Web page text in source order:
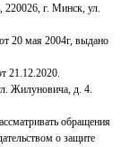
220026, г. Минск, ул.
20 мая 2004г, выдано
21.12.2020.
Жилуновича, д. 4.
обращения
о защите